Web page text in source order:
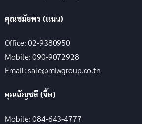
คุณชมัยพร (แนน)
Office: 02-9380950
Mobile: 090-9072928
Email: sale@miwgroup.co.th
คุณอัญชลี (จี๊ด)
Mobile: 084-643-4777